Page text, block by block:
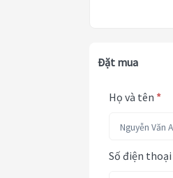
Đặt mua
Họ và tên *
Số điện thoại